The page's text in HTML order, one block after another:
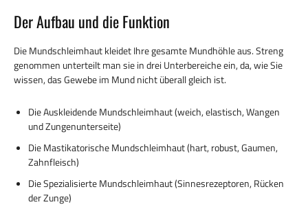
p
k
Der Aufbau und die Funktion
Die Mundschleimhaut kleidet Ihre gesamte Mundhöhle aus. Streng
genommen unterteilt man sie in drei Unterbereiche ein, da, wie Sie
wissen, das Gewebe im Mund nicht überall gleich ist.
Die Auskleidende Mundschleimhaut (weich, elastisch, Wangen
und Zungenunterseite)
Die Mastikatorische Mundschleimhaut (hart, robust, Gaumen,
Zahnfleisch)
Die Spezialisierte Mundschleimhaut (Sinnesrezeptoren, Rücken
der Zunge)